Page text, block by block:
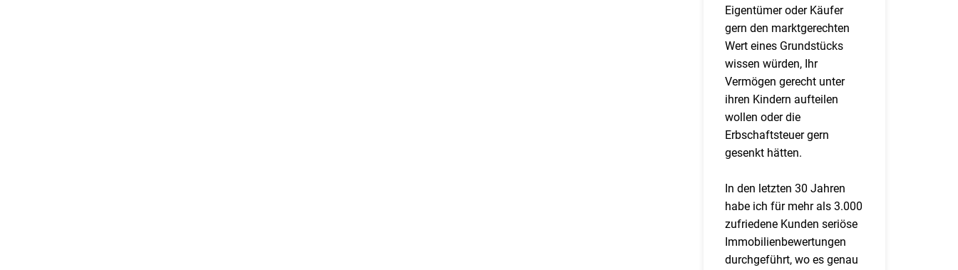
Eigentümer oder Käufer
gern den marktgerechten
Wert eines Grundstücks
wissen würden, Ihr
Vermögen gerecht unter
ihren Kindern aufteilen
wollen oder die
Erbschaftsteuer gern
gesenkt hätten.
In den letzten 30 Jahren
habe ich für mehr als 3.000
zufriedene Kunden seriöse
Immobilienbewertungen
durchgeführt, wo es genau